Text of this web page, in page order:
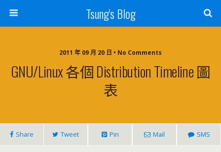
Tsung's Blog
2011 年 09 月 20 日 • No Comments
GNU/Linux 各個 Distribution Timeline 圖
表
Share Tweet Pin Mail SMS